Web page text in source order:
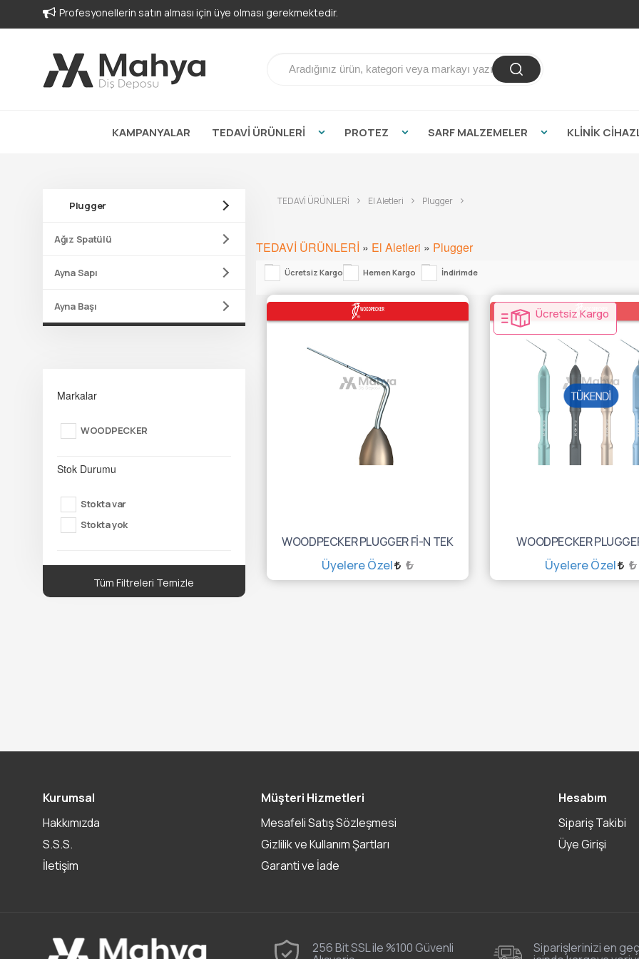
Profesyonellerin satın alması için üye olması gerekmektedir.
KAMPANYALAR TEDAVİ ÜRÜNLERİ PROTEZ SARF MALZEMELER KLİNİK
Plugger
Ağız Spatülü
Ayna Sapı
Ayna Başı
Markalar
WOODPECKER
Stok Durumu
Stokta var
Stokta yok
Tüm Filtreleri Temizle
TEDAVİ ÜRÜNLERİ El Aletleri Plugger
TEDAVİ ÜRÜNLERİ» El Aletleri » Plugger
Ücretsiz Kargo Hemen Kargo İndirimde
WOODPECKER PLUGGER Fİ-N TEK
Üyelere Özel ₺
Ücretsiz Kargo
WOODPECKER
Üyelere Özel ₺
Kurumsal
Hakkımızda
S.S.S.
İletişim
Müşteri Hizmetleri
Mesafeli Satış Sözleşmesi
Gizlilik ve Kullanım Şartları
Garanti ve İade
Hesabım
Sipariş Takibi
Üye Girişi
256 Bit SSL ile %100 Güvenli Siparişlerinizi en